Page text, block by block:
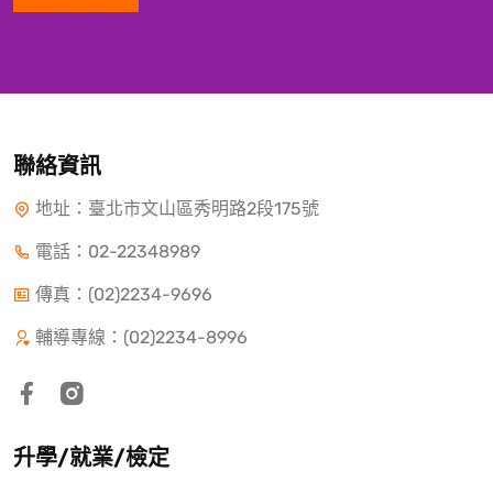
聯絡資訊
地址：臺北市文山區秀明路2段175號
電話： 02-22348989
傳真：(02)2234-9696
輔導專線：(02)2234-8996
升學/就業/檢定